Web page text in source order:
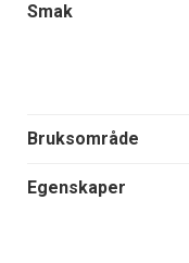
Smak
Bruksområde
Egenskaper